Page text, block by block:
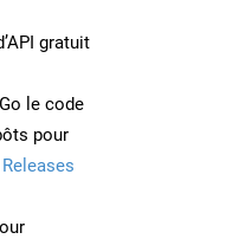
gratuit
le code
pour
Releases